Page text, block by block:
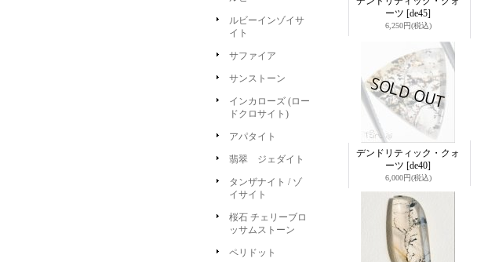
ルビーインゾイサ
イト
サファイア
サンストーン
インカローズ (ロー
ドクロサイト)
アパタイト
翡翠 ジェダイト
タンザナイト / ゾ
イサイト
桜石 チェリーブロ
ッサムストーン
ペリドット
ーツ [de45]
6,250円(税込)
デンドリティック・クォ
ーツ [de40]
6,000円(税込)